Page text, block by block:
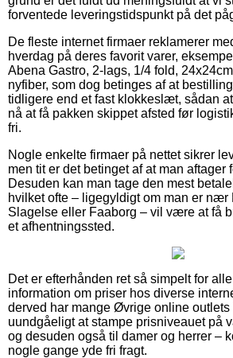
forventede leveringstidspunkt på det
De fleste internet firmaer reklamerer
hverdag på deres favorit varer,
Abena Gastro, 2-lags, 1/4 fold,
nyfiber, som dog betinges af at
tidligere end et fast klokkeslæt, sådan
nå at få pakken skippet afsted før
fri.
Nogle enkelte firmaer på nettet sikrer
men tit er det betinget af at man aftager
Desuden kan man tage den mest
hvilket ofte – ligegyldigt om man er nær
Slagelse eller Faaborg – vil være at få
et afhentningssted.
Det er efterhånden ret så simpelt for
information om priser hos diverse
derved har mange Øvrige online outlets
uundgåeligt at stampe prisniveauet på
og desuden også til damer og herrer –
nogle gange yde fri fragt.